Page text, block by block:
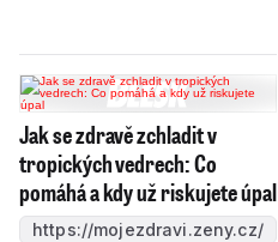
Jak se zdravě zchladit v
tropických vedrech: Co
pomáhá a kdy už riskujete úpal
https://mojezdravi.zeny.cz/